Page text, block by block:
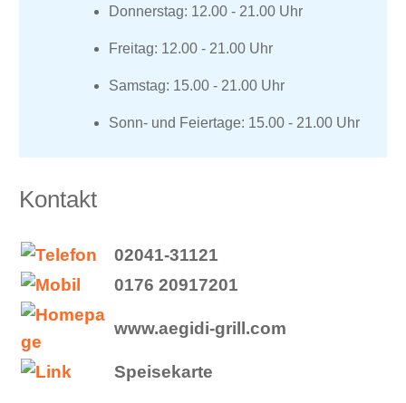
Donnerstag: 12.00 - 21.00 Uhr
Freitag: 12.00 - 21.00 Uhr
Samstag: 15.00 - 21.00 Uhr
Sonn- und Feiertage: 15.00 - 21.00 Uhr
Kontakt
02041-31121
0176 20917201
www.aegidi-grill.com
Speisekarte